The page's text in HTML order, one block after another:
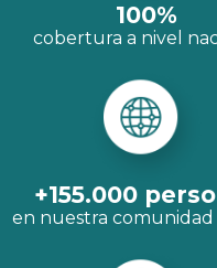
cobertura a nivel
100%
en nuestra
+155.000